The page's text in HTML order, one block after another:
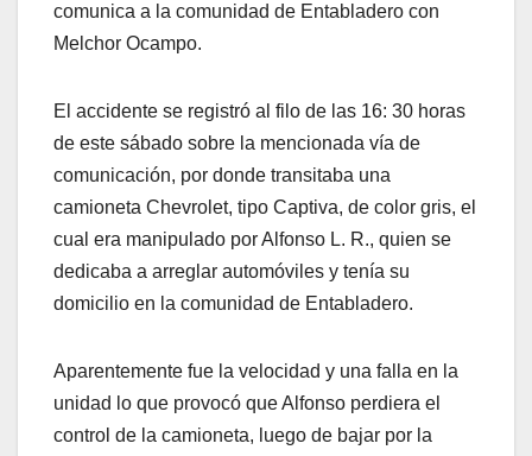
comunica a la comunidad de Entabladero con
Melchor Ocampo.
El accidente se registró al filo de las 16: 30 horas
de este sábado sobre la mencionada vía de
comunicación, por donde transitaba una
camioneta Chevrolet, tipo Captiva, de color gris, el
cual era manipulado por Alfonso L. R., quien se
dedicaba a arreglar automóviles y tenía su
domicilio en la comunidad de Entabladero.
Aparentemente fue la velocidad y una falla en la
unidad lo que provocó que Alfonso perdiera el
control de la camioneta, luego de bajar por la